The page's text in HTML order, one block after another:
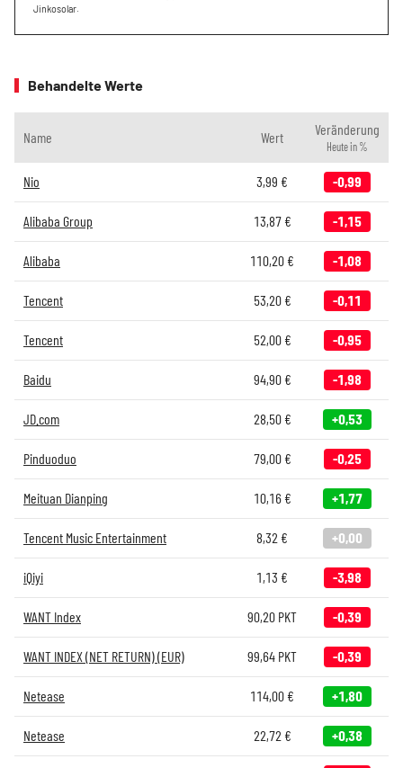
Jinkosolar.
Behandelte Werte
Name Wert Veränderung
Heute in %
Nio 3,99 € -0,99
Alibaba Group 13,87€ -1,15
Alibaba 110,20 € -1,08
Tencent 53,20€ -0,11
Tencent 52,00€ -0,95
Baidu 94,90€ -1,98
JD.com 28,50€ +0,53
Pinduoduo 79,00€ -0,25
Meituan Dianping 10,16€ +1,77
Tencent Music Entertainment 8,32 € +0,00
iQiyi 1,13 € -3,98
WANT Index 90,20 PKT -0,39
WANT INDEX (NET RETURN) (EUR) 99,64 PKT -0,39
Netease 114,00 € +1,80
Netease 22,72 € +0,38